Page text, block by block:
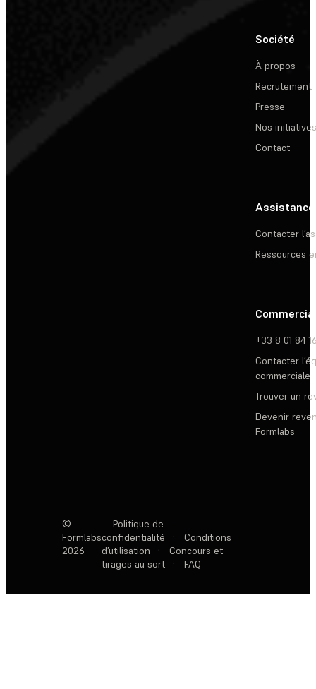
Société
À propos
Recrutement
Presse
Nos initiatives
Contact
Assistance
Contacter
Ressources
Commercial
+33 8 01 84
Contacter
commerciale
Trouver un
Devenir
Formlabs
©
Formlabs
2026
Politique de
confidentialité
·
Conditions
d’utilisation
·
Concours et
tirages au sort
· FAQ